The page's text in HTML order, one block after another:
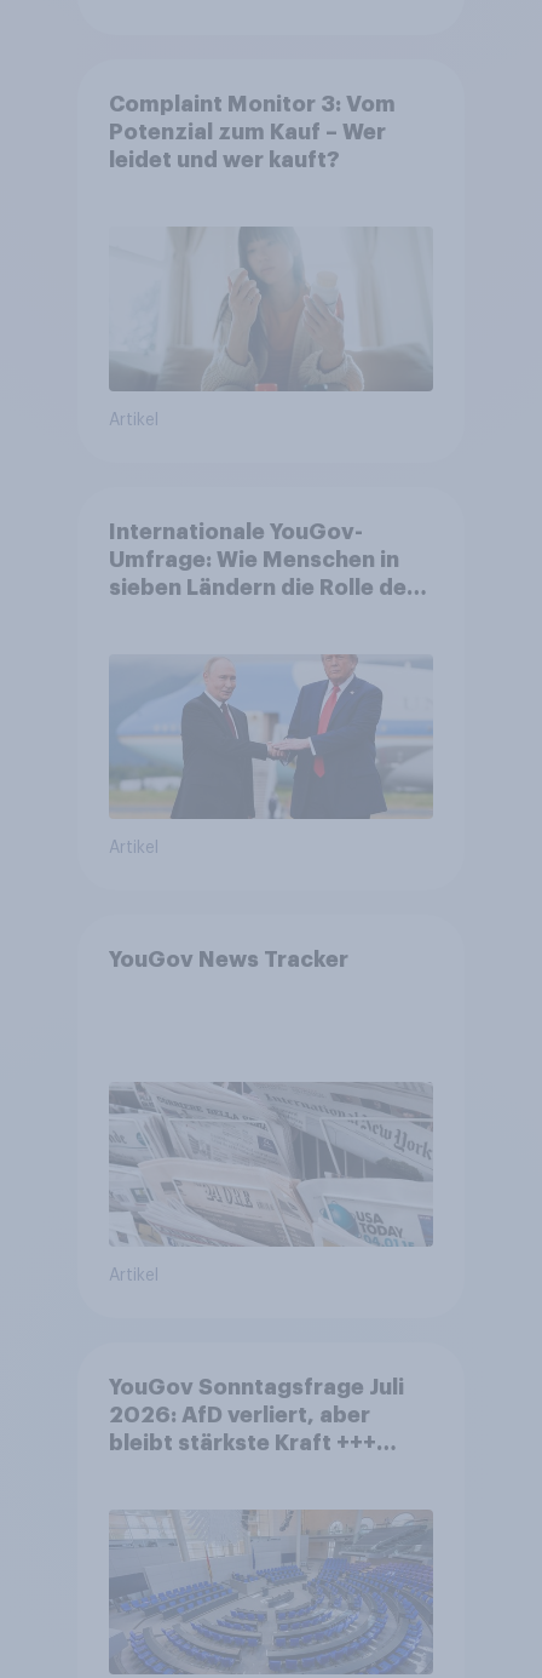
Complaint Monitor 3: Vom
Potenzial zum Kauf – Wer
leidet und wer kauft?
Artikel
Internationale YouGov-
Umfrage: Wie Menschen in
sieben Ländern die Rolle der
Bedrohungen und Bündnisse
bewerten
Artikel
YouGov News Tracker
Artikel
YouGov Sonntagsfrage Juli
2026: AfD verliert, aber
bleibt stärkste Kraft +++